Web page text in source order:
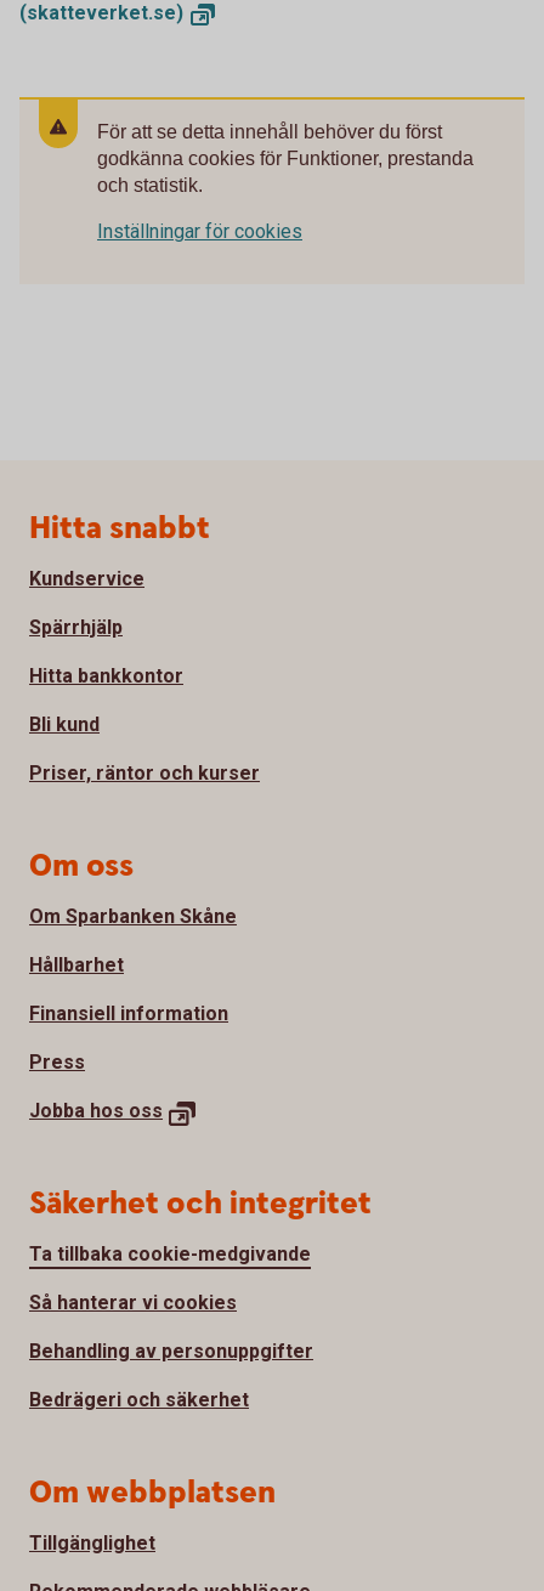
(skatteverket.se)
För att se detta innehåll behöver du först
godkänna cookies för Funktioner, prestanda
och statistik.
Inställningar för cookies
Sidfot
Hitta snabbt
Kundservice
Spärrhjälp
Hitta bankkontor
Bli kund
Priser, räntor och kurser
Om oss
Om Sparbanken Skåne
Hållbarhet
Finansiell information
Press
Jobba hos oss
Säkerhet och integritet
Ta tillbaka cookie-medgivande
Så hanterar vi cookies
Behandling av personuppgifter
Bedrägeri och säkerhet
Om webbplatsen
Tillgänglighet